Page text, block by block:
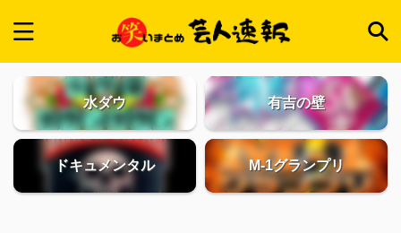
水ダウ 有吉の壁
ドキュメンタル M-1グランプリ